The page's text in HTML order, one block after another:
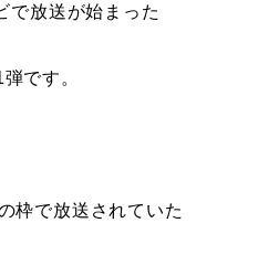
で放送が始まった
です。
枠で放送されていた